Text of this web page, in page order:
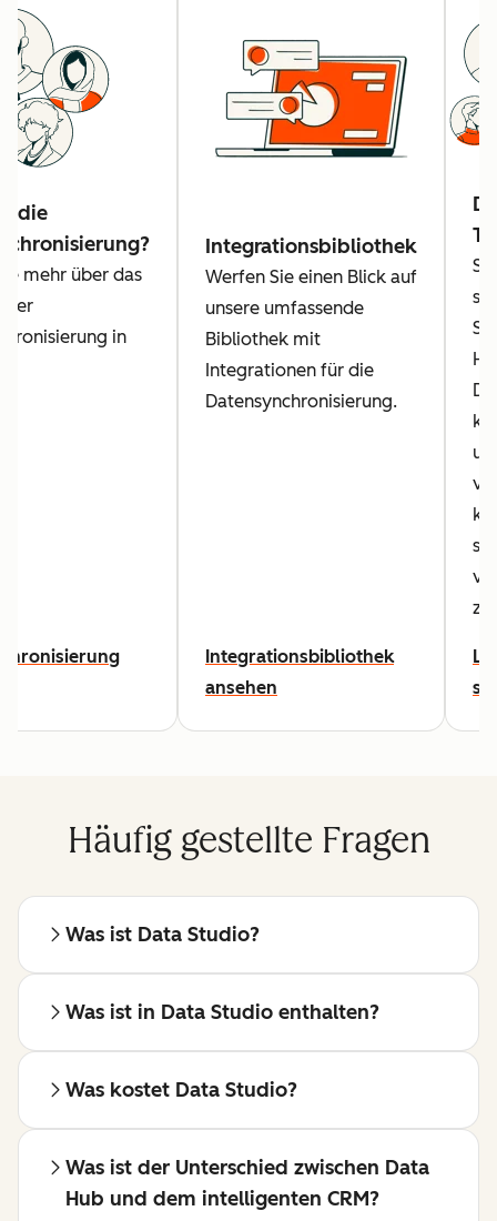
die
mehr über das
der
in
Integrationsbibliothek
Werfen Sie einen Blick auf
unsere umfassende
Bibliothek mit
Integrationen für die
Datensynchronisierung.
Integrationsbibliothek
ansehen
zu
Häufig gestellte Fragen
Was ist Data Studio?
Was ist in Data Studio enthalten?
Was kostet Data Studio?
Was ist der Unterschied zwischen Data
Hub und dem intelligenten CRM?